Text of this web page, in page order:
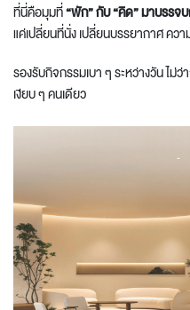
ที่นี่คือมุมที่“พัก” กับ “คิด” มาบรรจ
แค่เปลี่ยนที่นั่ง เปลี่ยนบรรยากาศ คว
รองรับกิจกรรมเบา ๆ ระหว่างวัน ไม่
เงียบ ๆ คนเดียว